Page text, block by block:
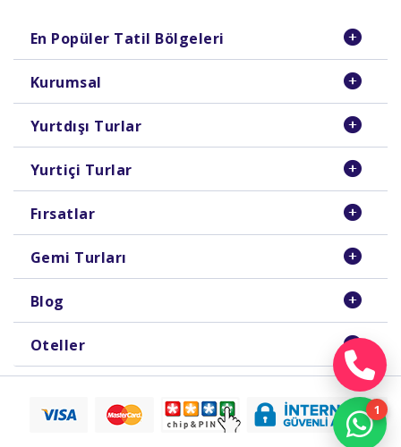
En Popüler Tatil Bölgeleri
Kurumsal
Yurtdışı Turlar
Yurtiçi Turlar
Fırsatlar
Gemi Turları
Blog
Oteller